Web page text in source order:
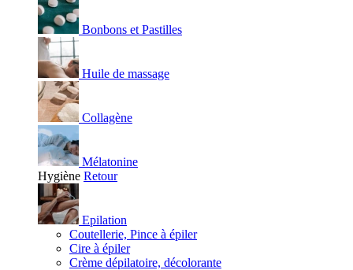
Bonbons et Pastilles
Huile de massage
Collagène
Mélatonine
Hygiène Retour
Epilation
Coutellerie, Pince à épiler
Cire à épiler
Crème dépilatoire, décolorante